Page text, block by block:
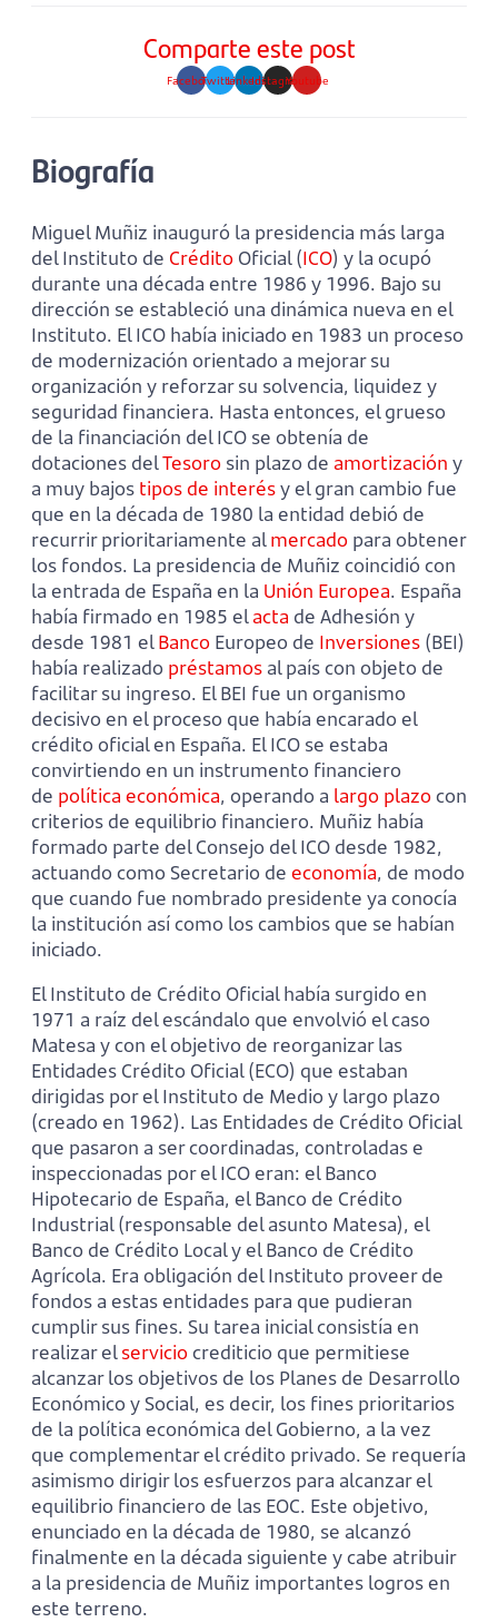
Comparte este post
FacebookTwitterLinkedinInstagramYoutube
Biografía
Miguel Muñiz inauguró la presidencia más larga
del Instituto de Crédito Oficial (ICO) y la ocupó
durante una década entre 1986 y 1996. Bajo su
dirección se estableció una dinámica nueva en el
Instituto. El ICO había iniciado en 1983 un proceso
de modernización orientado a mejorar su
organización y reforzar su solvencia, liquidez y
seguridad financiera. Hasta entonces, el grueso
de la financiación del ICO se obtenía de
dotaciones delTesoro sin plazo de amortización y
a muy bajos tipos de interésy el gran cambio fue
que en la década de 1980 la entidad debió de
recurrir prioritariamente almercado para obtener
los fondos. La presidencia de Muñiz coincidió con
la entrada de España en la Unión Europea. España
había firmado en 1985 elacta de Adhesión y
desde 1981 elBanco Europeo de Inversiones (BEI)
había realizado préstamos al país con objeto de
facilitar su ingreso. El BEI fue un organismo
decisivo en el proceso que había encarado el
crédito oficial en España. El ICO se estaba
convirtiendo en un instrumento financiero
de política económica, operando a largo plazocon
criterios de equilibrio financiero. Muñiz había
formado parte del Consejo del ICO desde 1982,
actuando como Secretario de economía, de modo
que cuando fue nombrado presidente ya conocía
la institución así como los cambios que se habían
iniciado.
El Instituto de Crédito Oficial había surgido en
1971 a raíz del escándalo que envolvió el caso
Matesa y con el objetivo de reorganizar las
Entidades Crédito Oficial (ECO) que estaban
dirigidas por el Instituto de Medio y largo plazo
(creado en 1962). Las Entidades de Crédito Oficial
que pasaron a ser coordinadas, controladas e
inspeccionadas por el ICO eran: el Banco
Hipotecario de España, el Banco de Crédito
Industrial (responsable del asunto Matesa), el
Banco de Crédito Local y el Banco de Crédito
Agrícola. Era obligación del Instituto proveer de
fondos a estas entidades para que pudieran
cumplir sus fines. Su tarea inicial consistía en
realizar elserviciocrediticio que permitiese
alcanzar los objetivos de los Planes de Desarrollo
Económico y Social, es decir, los fines prioritarios
de la política económica del Gobierno, a la vez
que complementar el crédito privado. Se requería
asimismo dirigir los esfuerzos para alcanzar el
equilibrio financiero de las EOC. Este objetivo,
enunciado en la década de 1980, se alcanzó
finalmente en la década siguiente y cabe atribuir
a la presidencia de Muñiz importantes logros en
este terreno.